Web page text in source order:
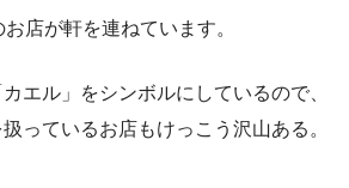
店が軒を連ねています。
エル」をシンボルにしているので、
っているお店もけっこう沢山ある。